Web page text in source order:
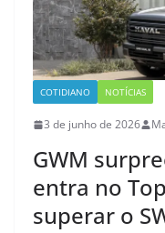
COTIDIANO NOTÍCIAS
3 de junho de 2026
GWM
entra no
superar o